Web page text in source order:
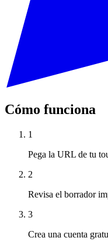
Cómo funciona
1
Pega la URL de tu
2
Revisa el borrador
3
Crea una cuenta